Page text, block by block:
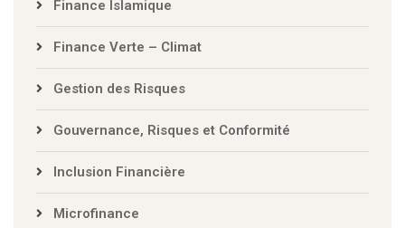
Finance Islamique
Finance Verte – Climat
Gestion des Risques
Gouvernance, Risques et Conformité
Inclusion Financière
Microfinance